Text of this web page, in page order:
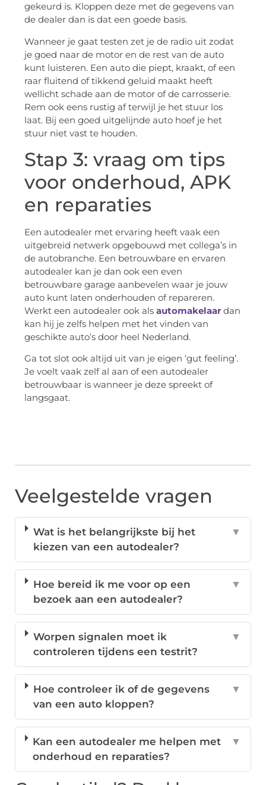
gekeurd is. Kloppen deze met de gegevens van
de dealer dan is dat een goede basis.
Wanneer je gaat testen zet je de radio uit zodat
je goed naar de motor en de rest van de auto
kunt luisteren. Een auto die piept, kraakt, of een
raar fluitend of tikkend geluid maakt heeft
wellicht schade aan de motor of de carrosserie.
Rem ook eens rustig af terwijl je het stuur los
laat. Bij een goed uitgelijnde auto hoef je het
stuur niet vast te houden.
Stap 3: vraag om tips
voor onderhoud, APK
en reparaties
Een autodealer met ervaring heeft vaak een
uitgebreid netwerk opgebouwd met collega’s in
de autobranche. Een betrouwbare en ervaren
autodealer kan je dan ook een even
betrouwbare garage aanbevelen waar je jouw
auto kunt laten onderhouden of repareren.
Werkt een autodealer ook als automakelaar dan
kan hij je zelfs helpen met het vinden van
geschikte auto’s door heel Nederland.
Ga tot slot ook altijd uit van je eigen ‘gut feeling’.
Je voelt vaak zelf al aan of een autodealer
betrouwbaar is wanneer je deze spreekt of
langsgaat.
Veelgestelde vragen
Wat is het belangrijkste bij het
kiezen van een autodealer?
▼
Hoe bereid ik me voor op een
bezoek aan een autodealer?
▼
Worpen signalen moet ik
controleren tijdens een testrit?
▼
Hoe controleer ik of de gegevens
van een auto kloppen?
▼
Kan een autodealer me helpen met
onderhoud en reparaties?
▼